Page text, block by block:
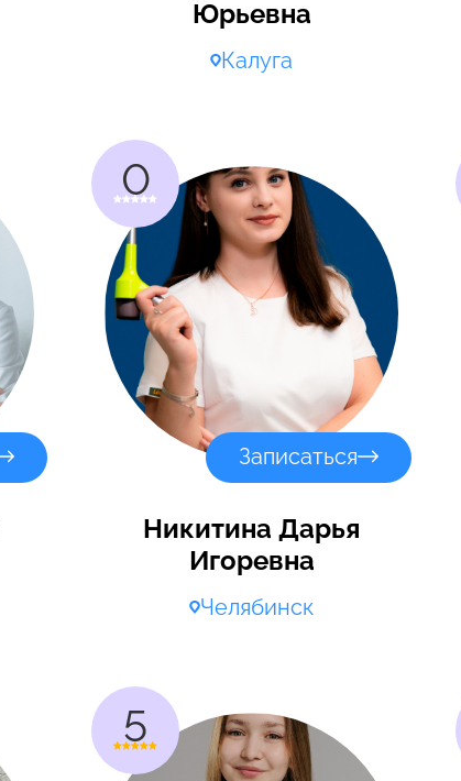
Юрьевна
Калуга
0
Записаться
Никитина Дарья
Игоревна
Челябинск
5